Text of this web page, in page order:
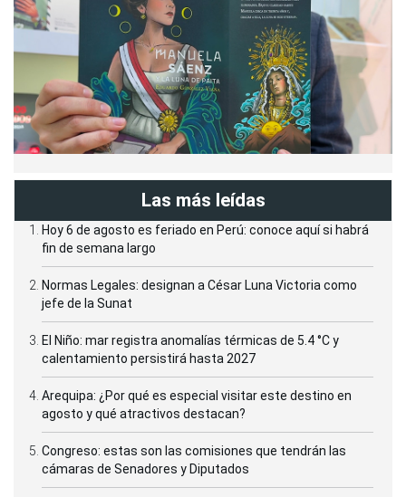
Las más leídas
Hoy 6 de agosto es feriado en Perú: conoce aquí si habrá
fin de semana largo
Normas Legales: designan a César Luna Victoria como
jefe de la Sunat
El Niño: mar registra anomalías térmicas de 5.4 °C y
calentamiento persistirá hasta 2027
Arequipa: ¿Por qué es especial visitar este destino en
agosto y qué atractivos destacan?
Congreso: estas son las comisiones que tendrán las
cámaras de Senadores y Diputados